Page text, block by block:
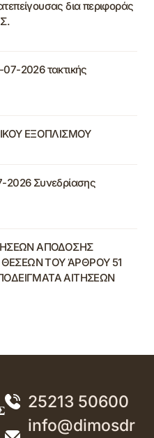
δια περιφοράς
2026 τακτικής
ΕΞΟΠΛΙΣΜΟΥ
2026 Συνεδρίασης
ΑΠΟΔΟΣΗΣ
ΤΟΥ ΆΡΘΡΟΥ 51
ΑΙΤΗΣΕΩΝ
25213 50600
info@dimosdr